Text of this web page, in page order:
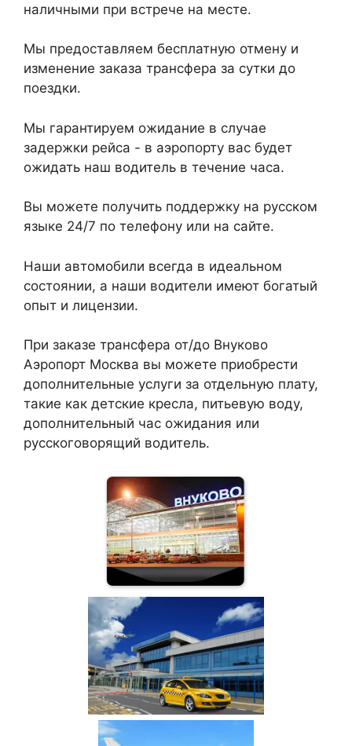
наличными при встрече на месте.
Мы предоставляем бесплатную отмену и
изменение заказа трансфера за сутки до
поездки.
Мы гарантируем ожидание в случае
задержки рейса - в аэропорту вас будет
ожидать наш водитель в течение часа.
Вы можете получить поддержку на русском
языке 24/7 по телефону или на сайте.
Наши автомобили всегда в идеальном
состоянии, а наши водители имеют богатый
опыт и лицензии.
При заказе трансфера от/до Внуково
Аэропорт Москва вы можете приобрести
дополнительные услуги за отдельную плату,
такие как детские кресла, питьевую воду,
дополнительный час ожидания или
русскоговорящий водитель.